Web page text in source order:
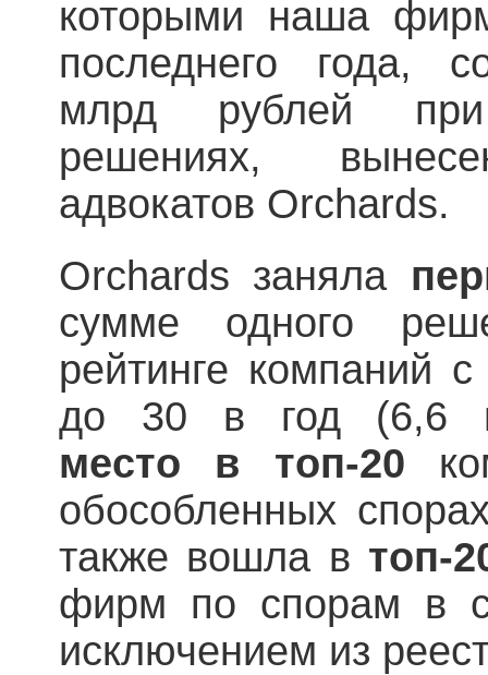
которыми наша
последнего года,
млрд рублей
решениях,
адвокатов Orchards.
Orchards заняла
сумме одного
рейтинге компаний
до 30 в год (6,6
место
в топ-20
обособленных
также вошла в топ-
фирм по спорам в
исключением из